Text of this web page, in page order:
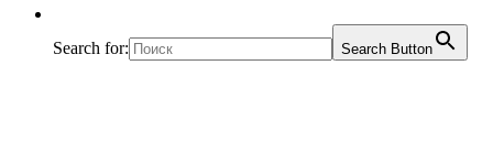
Search for: Search Button